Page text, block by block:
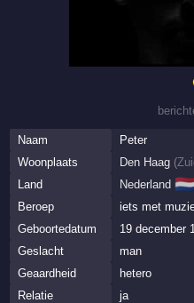
Naam
Peter
Woonplaats
Den Haag (
Land
Nederland 🇳🇱
Beroep
iets met
Geboortedatum
19 december
Geslacht
man
Geaardheid
hetero
Relatie
ja